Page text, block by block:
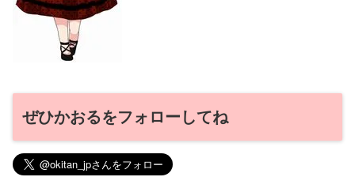
ぜひかおるをフォローしてね